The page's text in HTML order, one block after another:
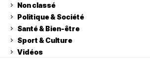
Non classé
Politique & Société
Santé & Bien-être
Sport & Culture
Vidéos